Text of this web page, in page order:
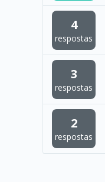
4
respostas
3
respostas
2
respostas